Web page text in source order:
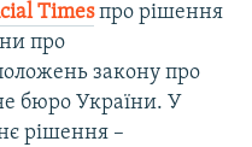
Timesпро рішення
про
закону про
бюро України. У
рішення –